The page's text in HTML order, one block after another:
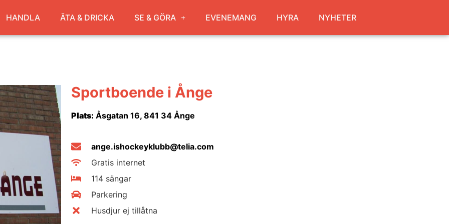
HANDLA ÄTA & DRICKA SE & GÖRA EVENEMANG HYRA NYHETER
Sportboende i Ånge
Plats: Åsgatan 16, 841 34 Ånge
ange.ishockeyklubb@telia.com
Gratis internet
114 sängar
Parkering
Husdjur ej tillåtna